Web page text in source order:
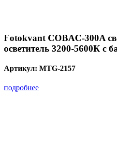
Fotokvant COBAC-300A
осветитель 3200-5600К с
Артикул: MTG-2157
подробнее